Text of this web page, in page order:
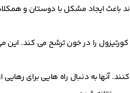
باعث ایجاد مشکل با دوستان و
را در خون ترشح می کند.
به دنبال راه هایی برای